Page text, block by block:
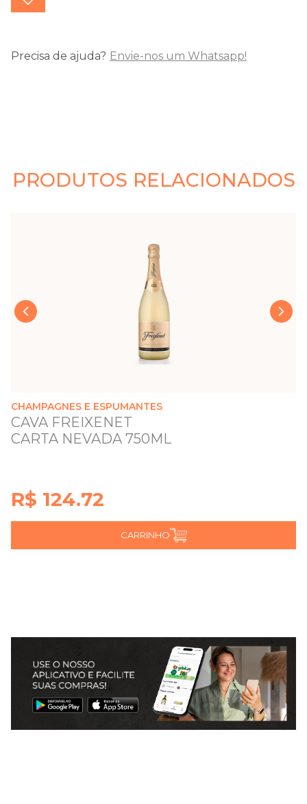
Precisa de ajuda? Envie-nos um Whatsapp!
PRODUTOS RELACIONADOS
CHAMPAGNES E ESPUMANTES
CAVA FREIXENET
CARTA NEVADA 750ML
R$ 124.72
CARRINHO
‹ ›